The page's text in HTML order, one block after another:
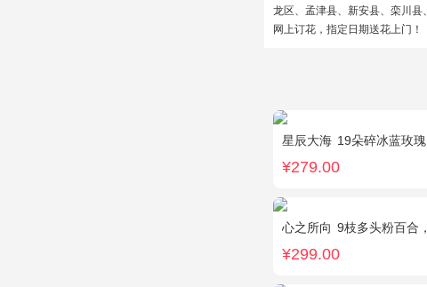
龙区、孟津县、新安县、栾川
网上订花，指定日期送花上门！
星辰大海 19朵碎冰蓝玫
¥279.00
心之所向 9枝多头粉百合
¥299.00